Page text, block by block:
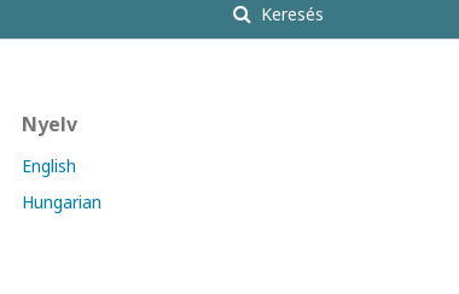
Keresés
Nyelv
English
Hungarian